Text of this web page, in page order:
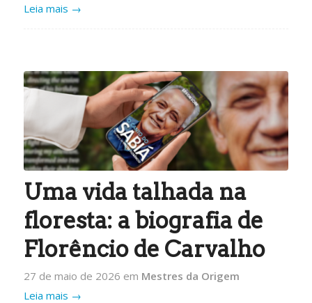
Leia mais →
Uma vida talhada na
floresta: a biografia de
Florêncio de Carvalho
27 de maio de 2026 em Mestres da Origem
Leia mais →